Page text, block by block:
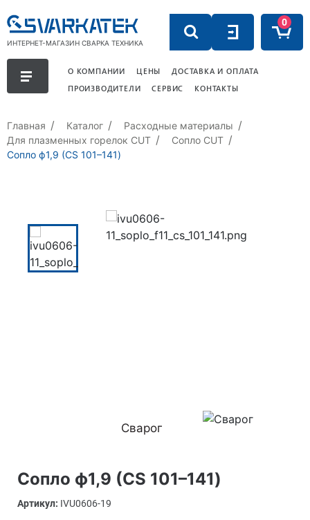
ИНТЕРНЕТ-МАГАЗИН СВАРКА ТЕХНИКА
0
О КОМПАНИИ ЦЕНЫ
ДОСТАВКА И ОПЛАТА
ПРОИЗВОДИТЕЛИ
СЕРВИС КОНТАКТЫ
Главная Каталог
Расходные материалы
Для плазменных горелок CUT
Сопло СUT
Сопло ф1,9 (CS 101–141)
Сварог
Сопло ф1,9 (CS 101–141)
Артикул: IVU0606-19